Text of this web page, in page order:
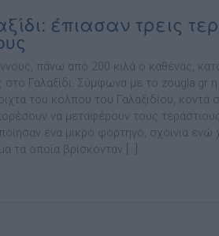
έπιασαν τρεις
πάνω από 200 κιλά ο καθένας,
στο Γαλαξίδι. Σύμφωνα με το zougla.gr
του κόλπου του Γαλαξιδίου, κοντά
να μεταφέρουν τους
ένα μικρό φορτηγό, σχοινιά ενώ
τα οποία βρίσκονταν […]